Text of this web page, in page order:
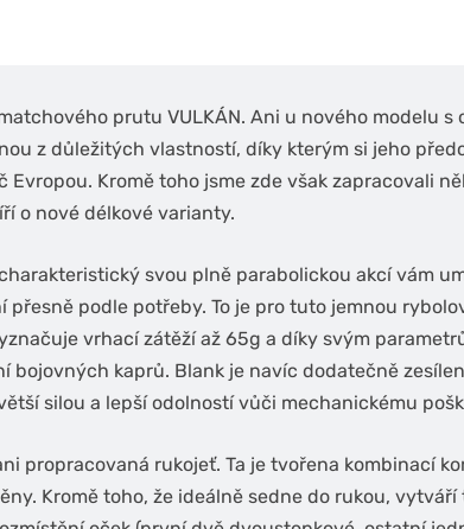
prutu VULKÁN. Ani u nového modelu s
z důležitých vlastností, díky kterým si jeho
Kromě toho jsme zde však zapracovali
o nové délkové varianty.
svou plně parabolickou akcí vám
přesně podle potřeby. To je pro tuto jemnou
vrhací zátěží až 65g a díky svým
bojovných kaprů. Blank je navíc dodatečně
silou a lepší odolností vůči mechanickému
propracovaná rukojeť. Ta je tvořena kombinací
Kromě toho, že ideálně sedne do rukou, vytváří